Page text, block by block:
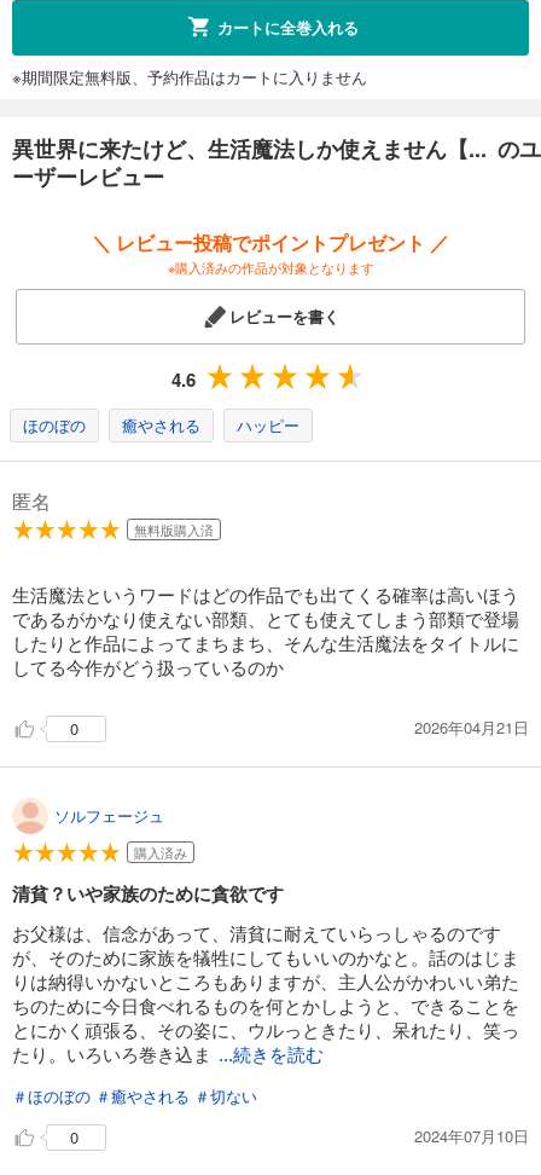
カートに全巻入れる
※期間限定無料版、予約作品はカートに入りません
異世界に来たけど、生活魔法しか使えません【... のユ
ーザーレビュー
＼ レビュー投稿でポイントプレゼント ／
※購入済みの作品が対象となります
レビューを書く
4.6
ほのぼの 癒やされる ハッピー
匿名
無料版購入済
生活魔法というワードはどの作品でも出てくる確率は高いほう
であるがかなり使えない部類、とても使えてしまう部類で登場
したりと作品によってまちまち、そんな生活魔法をタイトルに
してる今作がどう扱っているのか
0 2026年04月21日
ソルフェージュ
購入済み
清貧？いや家族のために貪欲です
お父様は、信念があって、清貧に耐えていらっしゃるのです
が、そのために家族を犠牲にしてもいいのかなと。話のはじま
りは納得いかないところもありますが、主人公がかわいい弟た
ちのために今日食べれるものを何とかしようと、できることを
とにかく頑張る、その姿に、ウルっときたり、呆れたり、笑っ
たり。いろいろ巻き込ま
...続きを読む
＃ほのぼの ＃癒やされる ＃切ない
0
2024年07月10日